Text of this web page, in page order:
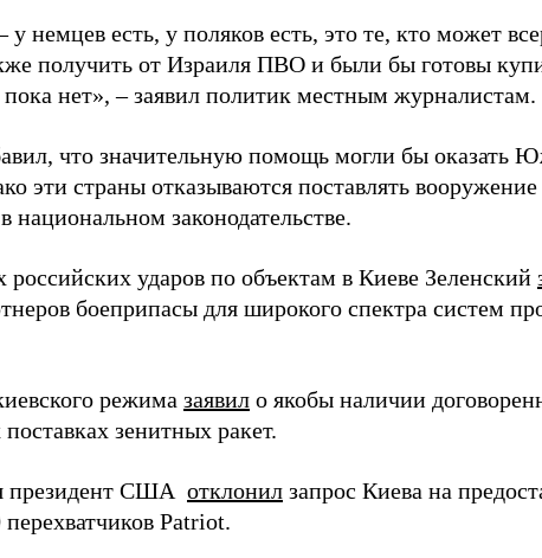
у немцев есть, у поляков есть, это те, кто может
получить от Израиля ПВО и были бы готовы
нет», – заявил политик местным журналистам.
что значительную помощь могли бы оказать
эти страны отказываются поставлять вооружение
национальном законодательстве.
ударов по объектам в Киеве Зеленский
боеприпасы для широкого спектра систем
режима заявил о якобы наличии
зенитных ракет.
президент США отклонил запрос Киева на
перехватчиков Patriot.